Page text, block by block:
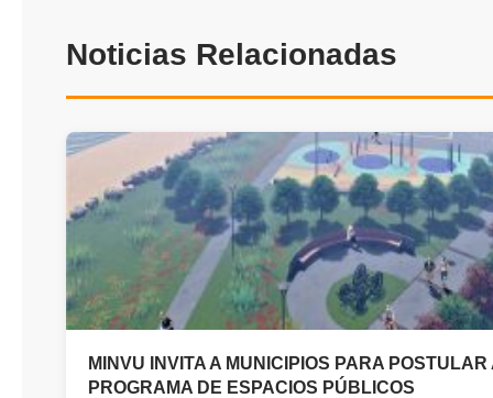
Noticias Relacionadas
MINVU INVITA A MUNICIPIOS PARA POSTULAR
PROGRAMA DE ESPACIOS PÚBLICOS